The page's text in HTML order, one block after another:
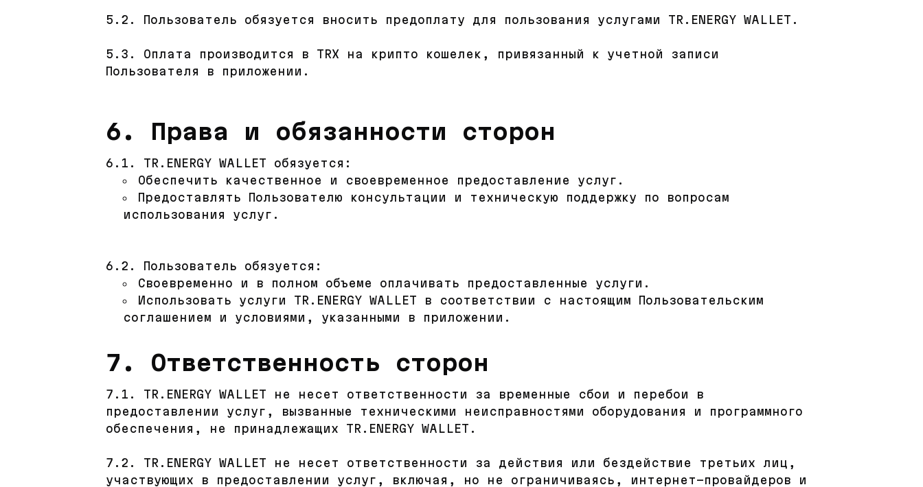
5.2. Пользователь обязуется вносить предоплату для пользования услугами TR.ENERGY WALLET.
5.3. Оплата производится в TRX на крипто кошелек, привязанный к учетной записи
Пользователя в приложении.
6. Права и обязанности сторон
6.1. TR.ENERGY WALLET обязуется:
Обеспечить качественное и своевременное предоставление услуг.
Предоставлять Пользователю консультации и техническую поддержку по вопросам
использования услуг.
6.2. Пользователь обязуется:
Своевременно и в полном объеме оплачивать предоставленные услуги.
Использовать услуги TR.ENERGY WALLET в соответствии с настоящим Пользовательским
соглашением и условиями, указанными в приложении.
7. Ответственность сторон
7.1. TR.ENERGY WALLET не несет ответственности за временные сбои и перебои в
предоставлении услуг, вызванные техническими неисправностями оборудования и программного
обеспечения, не принадлежащих TR.ENERGY WALLET.
7.2. TR.ENERGY WALLET не несет ответственности за действия или бездействие третьих лиц,
участвующих в предоставлении услуг, включая, но не ограничиваясь, интернет-провайдеров и